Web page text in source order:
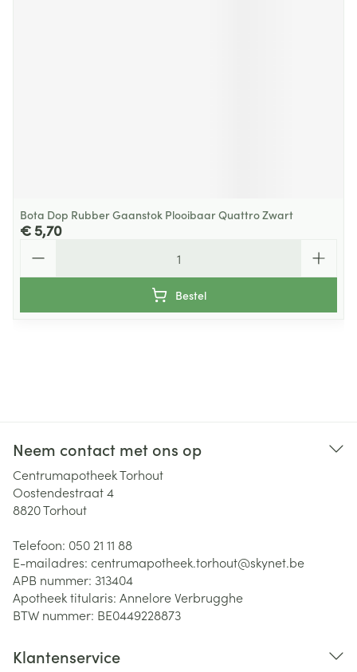
Bota Dop Rubber Gaanstok Plooibaar Quattro Zwart
€ 5,70
Bestel
Neem contact met ons op
Centrumapotheek Torhout
Oostendestraat 4
8820Torhout
Telefoon: 050 21 11 88
E-mailadres: centrumapotheek.torhout@skynet.be
APB nummer: 313404
Apotheek titularis: Annelore Verbrugghe
BTW nummer: BE0449228873
Klantenservice